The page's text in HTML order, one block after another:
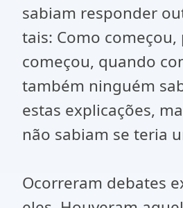
sabiam responder
tais: Como
começou, quando
também ninguém
estas explicações,
não sabiam se teria
Ocorreram debates